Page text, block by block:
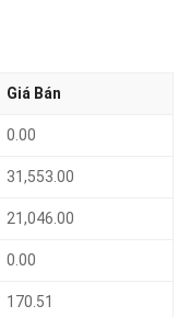
Giá Bán
0.00
31,553.00
21,046.00
0.00
170.51